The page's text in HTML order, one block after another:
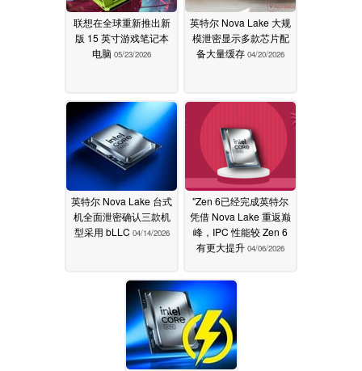
联想在全球重新推出新
版 15 英寸游戏笔记本
电脑 05/23/2026
英特尔 Nova Lake 大规
模泄密显示多款芯片配
备大量缓存 04/20/2026
英特尔 Nova Lake 台式
机全面泄密确认三款机
型采用 bLLC 04/14/2026
"Zen 6已经完成英特尔
凭借 Nova Lake 重返巅
峰，IPC 性能较 Zen 6
有更大提升 04/06/2026